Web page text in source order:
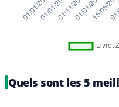
Quels sont les 5